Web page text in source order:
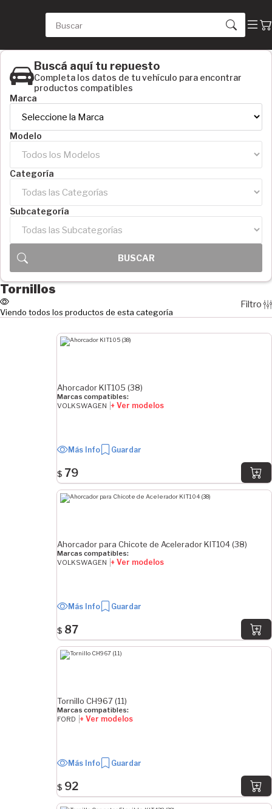
Buscá aquí tu repuesto
Completa los datos de tu vehículo para encontrar
productos compatibles
Marca
Modelo
Categoría
Subcategoría
Tornillos
Viendo todos los productos de esta categoría
Filtro
ORDEN
Nombre de la Z la A ↘
Mayor precio ⇡
Menor precio ⇣
SUBCATEGORÍAS
Tornillos de Mordaza (15)
Varios (4)
EJE PROFUNDO
Delantero
EJE HORIZONTAL
Derecha/Izquierda
26.5 mm
68.9 mm
69.8 mm
71.2 mm
79.5 mm
Ahorcador KIT105 (38)
Marcas compatibles:
VOLKSWAGEN + Ver modelos
Más Info Guardar
$ 79
Ahorcador para Chicote de Acelerador KIT104 (38)
Marcas compatibles:
VOLKSWAGEN + Ver modelos
Más Info Guardar
$ 87
Tornillo CH967 (11)
Marcas compatibles:
FORD + Ver modelos
Más Info Guardar
$ 92